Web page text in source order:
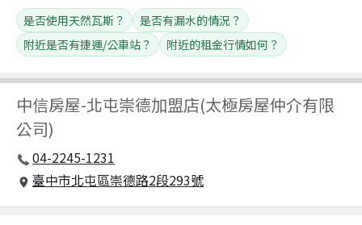
中信房屋-北屯崇德加盟店(太極房屋仲介有限
公司)
04-2245-1231
臺中市北屯區崇德路2段293號
是否使用天然瓦斯？
是否有漏水的情況？
附近是否有捷運/公車站？
附近的租金行情如何？